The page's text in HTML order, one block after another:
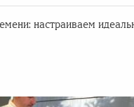
настраиваем